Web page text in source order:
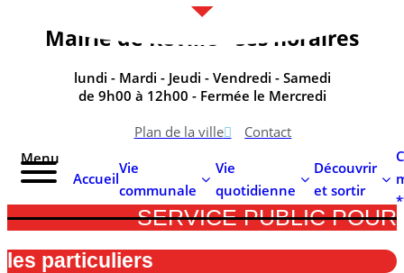
Mairie de Réville - ses horaires
lundi - Mardi - Jeudi - Vendredi - Samedi
de 9h00 à 12h00 - Fermée le Mercredi
Plan de la ville
Contact
Menu
Accueil
Vie
communale
Vie
quotidienne
Découvrir
et sortir
SERVICE PUBLIC POUR​
les particuliers